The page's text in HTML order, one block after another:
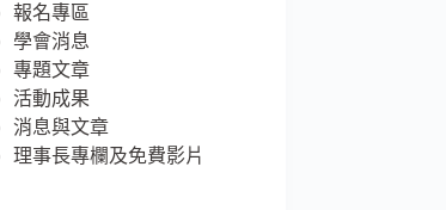
報名專區
學會消息
專題文章
活動成果
消息與文章
理事長專欄及免費影片